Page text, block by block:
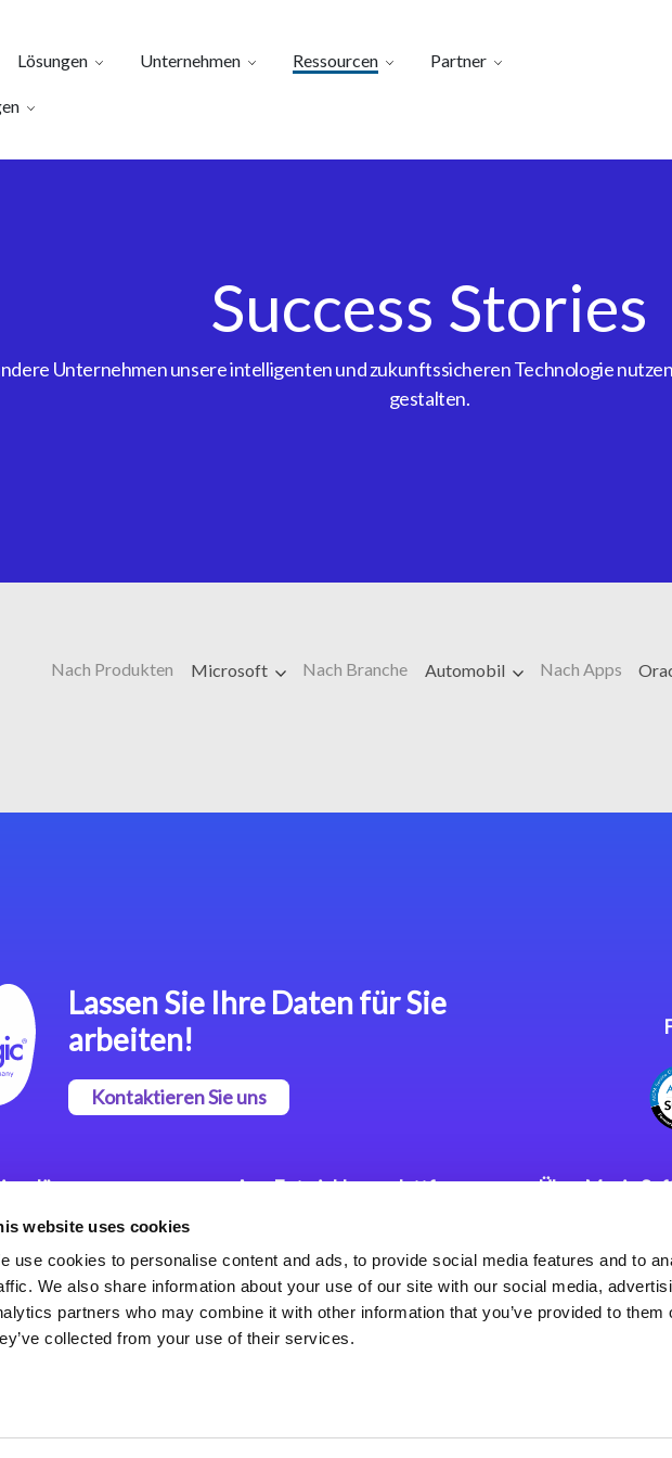
website uses cookies
use cookies to personalise content and ads, to provide social media features and to
We also share information about your use of our site with our social media,
partners who may combine it with other information that you’ve provided to them
collected from your use of their services.
Lösungen Unternehmen Ressourcen Partner
Success Stories
Unternehmen unsere intelligenten und zukunftssicheren Technologie
gestalten.
Nach Produkten Microsoft Nach Branche Automobil Nach Apps
Lassen Sie Ihre Daten für Sie
arbeiten!
Kontaktieren Sie uns
App Entwicklungsplattform
Plattform
Magic xpa Web Application
Framework
Über Magic
Karriere
Weltweite